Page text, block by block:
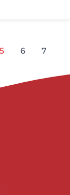
5 6
7